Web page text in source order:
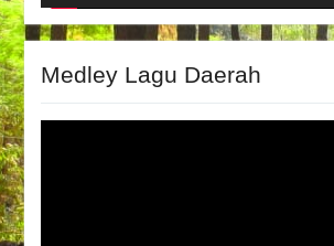
Medley Lagu Daerah